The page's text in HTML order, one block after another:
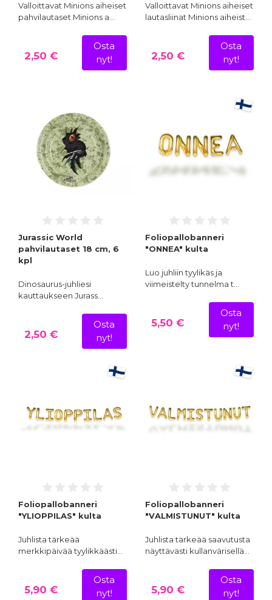
Valloittavat Minions aiheiset
pahvilautaset Minions a…
2,50 €
Osta
nyt!
Valloittavat Minions aiheiset
lautasliinat Minions aiheist…
2,50 €
Osta
nyt!
Jurassic World
pahvilautaset 18 cm, 6
kpl
Dinosaurus-juhliesi
kauttaukseen Jurass…
2,50 €
Osta
nyt!
Foliopallobanneri
"ONNEA" kulta
Luo juhliin tyylikäs ja
viimeistelty tunnelma t…
5,50 €
Osta
nyt!
Foliopallobanneri
"YLIOPPILAS" kulta
Juhlista tärkeää
merkkipäivää tyylikkäästi…
5,90 €
Osta
nyt!
Foliopallobanneri
"VALMISTUNUT" kulta
Juhlista tärkeää saavutusta
näyttävästi kullanvärisellä…
5,90 €
Osta
nyt!